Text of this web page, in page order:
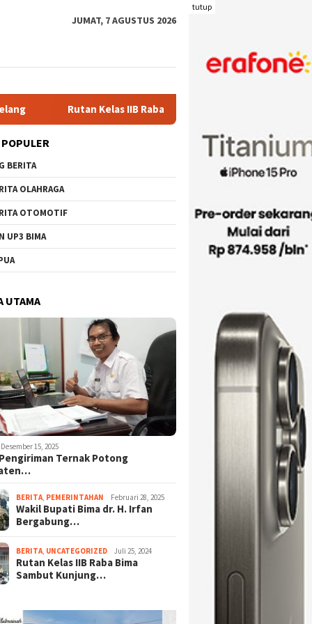
tutup
JUMAT, 7 AGUSTUS 2026
IIB Raba Bima Sambut Kunjungan Pj. Wali Kota Ir. H.
BERITA
OLAHRAGA
OTOMOTIF
UP3 BIMA
UTAMA
Desember 15, 2025
Ternak Potong
BERITA PEMERINTAHAN Februari 28, 2025
Wakil Bupati Bima dr. H. Irfan
Bergabung…
BERITA UNCATEGORIZED Juli 25, 2024
Rutan Kelas IIB Raba Bima
Sambut Kunjung…